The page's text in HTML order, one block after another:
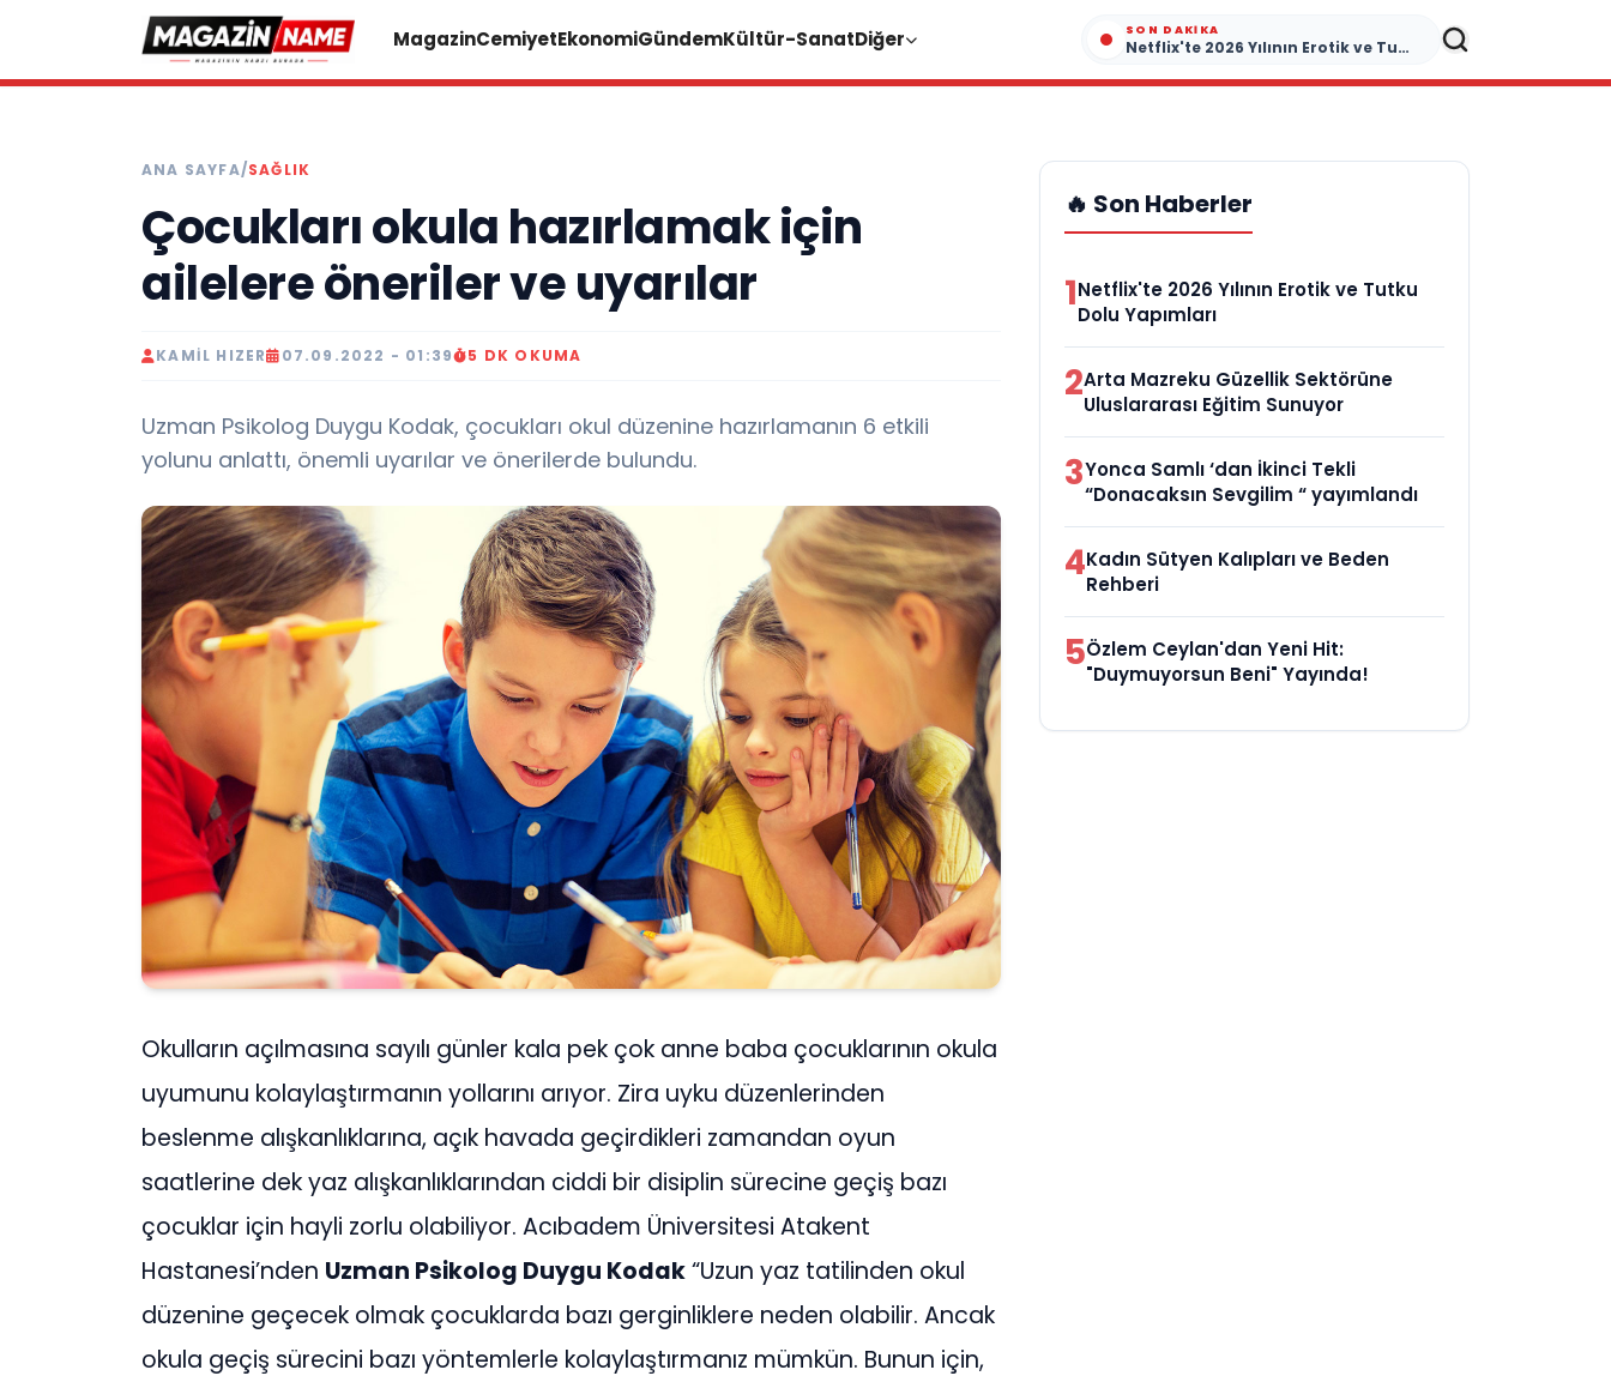
MagazinCemiyetEkonomiGündemKültür-SanatDiğer SON DAKIKA
Netflix'te 2026 Yılının Erotik ve Tutku Dolu Yapımları
ANA SAYFA/SAĞLIK
Çocukları okula hazırlamak için
ailelere öneriler ve uyarılar
KAMIL HIZER 07.09.2022 - 01:39 5 DK OKUMA
Uzman Psikolog Duygu Kodak, çocukları okul düzenine hazırlamanın 6 etkili
yolunu anlattı, önemli uyarılar ve önerilerde bulundu.
Okulların açılmasına sayılı günler kala pek çok anne baba çocuklarının okula
uyumunu kolaylaştırmanın yollarını arıyor. Zira uyku düzenlerinden
beslenme alışkanlıklarına, açık havada geçirdikleri zamandan oyun
saatlerine dek yaz alışkanlıklarından ciddi bir disiplin sürecine geçiş bazı
çocuklar için hayli zorlu olabiliyor. Acıbadem Üniversitesi Atakent
Hastanesi’nden Uzman Psikolog Duygu Kodak“Uzun yaz tatilinden okul
düzenine geçecek olmak çocuklarda bazı gerginliklere neden olabilir. Ancak
okula geçiş sürecini bazı yöntemlerle kolaylaştırmanız mümkün. Bunun için,
🔥 Son Haberler
1Netflix'te 2026 Yılının Erotik ve Tutku
Dolu Yapımları
2Arta Mazreku Güzellik Sektörüne
Uluslararası Eğitim Sunuyor
3Yonca Samlı ‘dan İkinci Tekli
“Donacaksın Sevgilim “ yayımlandı
4Kadın Sütyen Kalıpları ve Beden
Rehberi
5Özlem Ceylan'dan Yeni Hit:
"Duymuyorsun Beni" Yayında!